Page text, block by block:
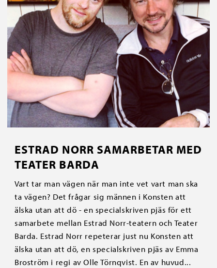
ESTRAD NORR SAMARBETAR MED
TEATER BARDA
Vart tar man vägen när man inte vet vart man ska
ta vägen? Det frågar sig männen i Konsten att
älska utan att dö - en specialskriven pjäs för ett
samarbete mellan Estrad Norr-teatern och Teater
Barda. Estrad Norr repeterar just nu Konsten att
älska utan att dö, en specialskriven pjäs av Emma
Broström i regi av Olle Törnqvist. En av huvud...